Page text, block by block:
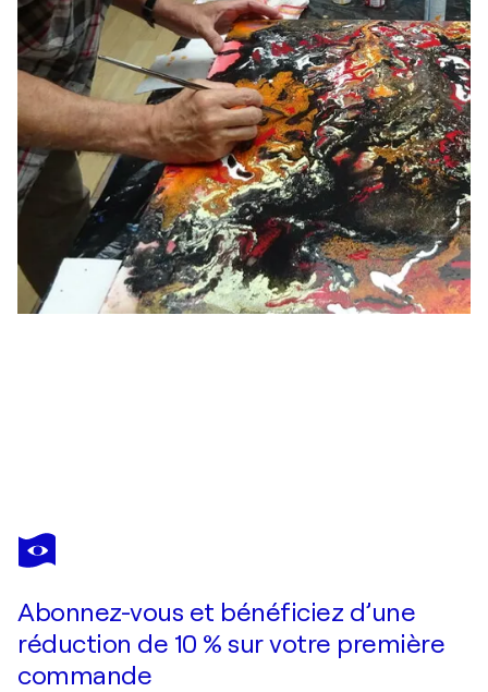
YVES THOMAS
Printemps Artique / Artic Spring
Abonnez-vous et bénéficiez d’une
réduction de 10 % sur votre première
commande